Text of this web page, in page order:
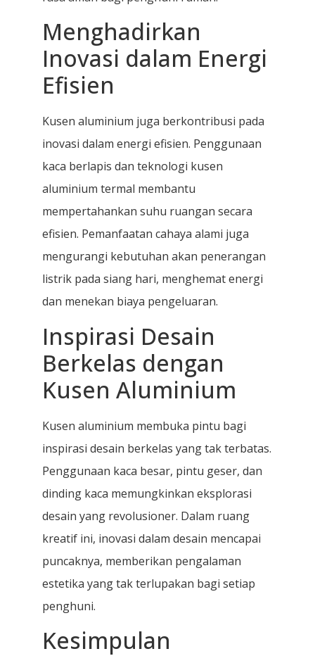
Menghadirkan
Inovasi dalam Energi
Efisien
Kusen aluminium juga berkontribusi pada
inovasi dalam energi efisien. Penggunaan
kaca berlapis dan teknologi kusen
aluminium termal membantu
mempertahankan suhu ruangan secara
efisien. Pemanfaatan cahaya alami juga
mengurangi kebutuhan akan penerangan
listrik pada siang hari, menghemat energi
dan menekan biaya pengeluaran.
Inspirasi Desain
Berkelas dengan
Kusen Aluminium
Kusen aluminium membuka pintu bagi
inspirasi desain berkelas yang tak terbatas.
Penggunaan kaca besar, pintu geser, dan
dinding kaca memungkinkan eksplorasi
desain yang revolusioner. Dalam ruang
kreatif ini, inovasi dalam desain mencapai
puncaknya, memberikan pengalaman
estetika yang tak terlupakan bagi setiap
penghuni.
Kesimpulan